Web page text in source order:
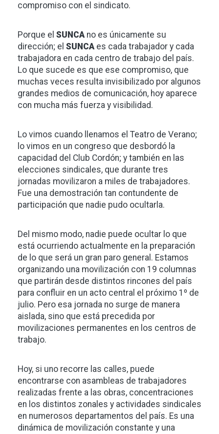
compromiso con el sindicato.
Porque el SUNCA no es únicamente su
dirección; el SUNCA es cada trabajador y cada
trabajadora en cada centro de trabajo del país.
Lo que sucede es que ese compromiso, que
muchas veces resulta invisibilizado por algunos
grandes medios de comunicación, hoy aparece
con mucha más fuerza y visibilidad.
Lo vimos cuando llenamos el Teatro de Verano;
lo vimos en un congreso que desbordó la
capacidad del Club Cordón; y también en las
elecciones sindicales, que durante tres
jornadas movilizaron a miles de trabajadores.
Fue una demostración tan contundente de
participación que nadie pudo ocultarla.
Del mismo modo, nadie puede ocultar lo que
está ocurriendo actualmente en la preparación
de lo que será un gran paro general. Estamos
organizando una movilización con 19 columnas
que partirán desde distintos rincones del país
para confluir en un acto central el próximo 1º de
julio. Pero esa jornada no surge de manera
aislada, sino que está precedida por
movilizaciones permanentes en los centros de
trabajo.
Hoy, si uno recorre las calles, puede
encontrarse con asambleas de trabajadores
realizadas frente a las obras, concentraciones
en los distintos zonales y actividades sindicales
en numerosos departamentos del país. Es una
dinámica de movilización constante y una